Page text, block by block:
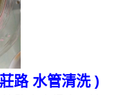
路 水管清洗 )